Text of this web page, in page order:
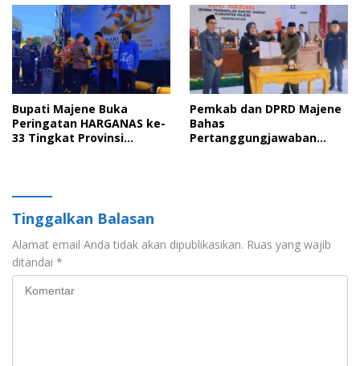
Tanah Air
Bupati Majene Buka
Peringatan HARGANAS ke-
33 Tingkat Provinsi
Pemkab dan DPRD Majene
Bahas
Pertanggungjawaban
Tinggalkan Balasan
Alamat email Anda tidak akan dipublikasikan. Ruas yang wajib
ditandai *